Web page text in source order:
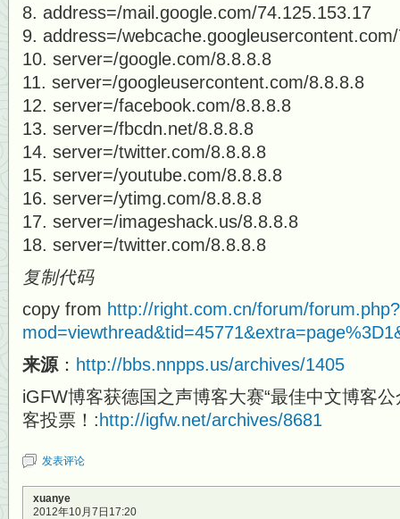
address=/mail.google.com/74.125.153.17
address=/
server=/google.com/8.8.8.8
server=/googleusercontent.com/8.8.8.8
server=/facebook.com/8.8.8.8
server=/fbcdn.net/8.8.8.8
server=/twitter.com/8.8.8.8
server=/youtube.com/8.8.8.8
server=/ytimg.com/8.8.8.8
server=/imageshack.us/8.8.8.8
server=/twitter.com/8.8.8.8
复制代码
copy from http://right.com.cn/forum/forum.php?
来源 ： http://bbs.nnpps.us/archives/1405
iGFW博客获德国之声博客大赛“最佳中文博客
客投票！: http://igfw.net/archives/8681
发表评论
xuanye
2012年10月7日17:20